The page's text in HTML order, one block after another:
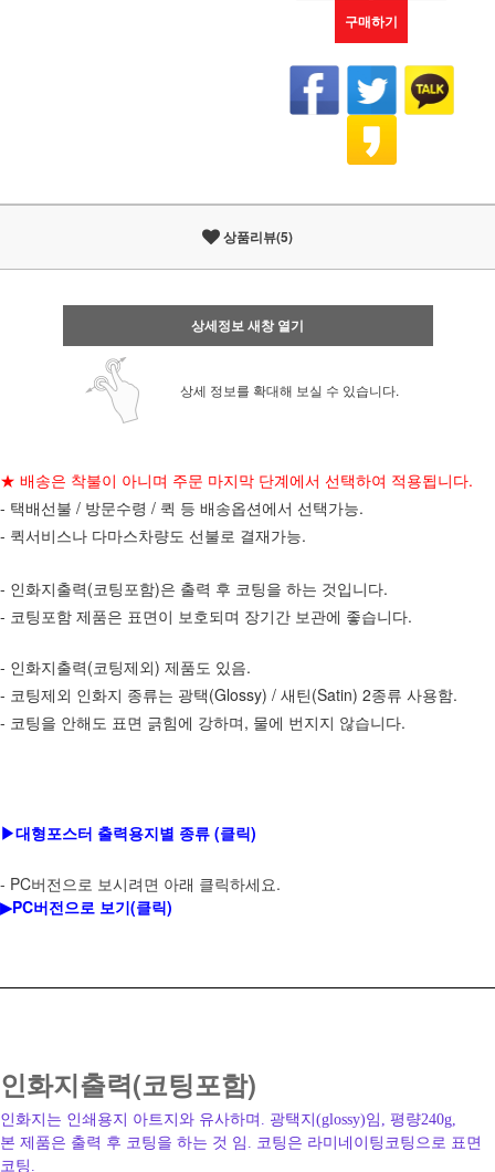
구매하기
상품리뷰(5)
상세정보 새창 열기
상세 정보를 확대해 보실 수 있습니다.
★ 배송은 착불이 아니며 주문 마지막 단계에서 선택하여 적용됩니다.
- 택배선불 / 방문수령 / 퀵 등 배송옵션에서 선택가능.
- 퀵서비스나 다마스차량도 선불로 결재가능.
- 인화지출력(코팅포함)은 출력 후 코팅을 하는 것입니다.
- 코팅포함 제품은 표면이 보호되며 장기간 보관에 좋습니다.
- 인화지출력(코팅제외) 제품도 있음.
- 코팅제외 인화지 종류는 광택(Glossy) / 새틴(Satin) 2종류 사용함.
- 코팅을 안해도 표면 긁힘에 강하며, 물에 번지지 않습니다.
▶대형포스터 출력용지별 종류 (클릭)
- PC버전으로 보시려면 아래 클릭하세요.
▶PC버전으로 보기(클릭)
인화지출력(코팅포함)
인화지는 인쇄용지 아트지와 유사하며. 광택지(glossy)임, 평량240g,
본 제품은 출력 후 코팅을 하는 것 임. 코팅은 라미네이팅코팅으로 표면
코팅.